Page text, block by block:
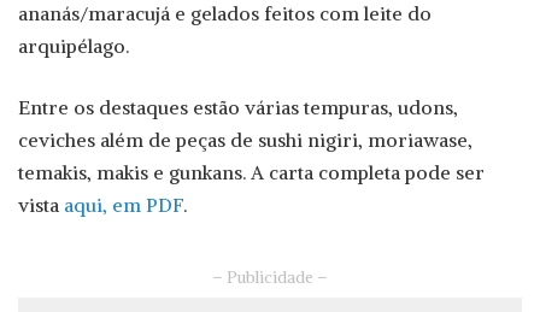
ananás/maracujá e gelados feitos com leite do
arquipélago.
Entre os destaques estão várias tempuras, udons,
ceviches além de peças de sushi nigiri, moriawase,
temakis, makis e gunkans. A carta completa pode ser
vista aqui, em PDF.
– Publicidade –